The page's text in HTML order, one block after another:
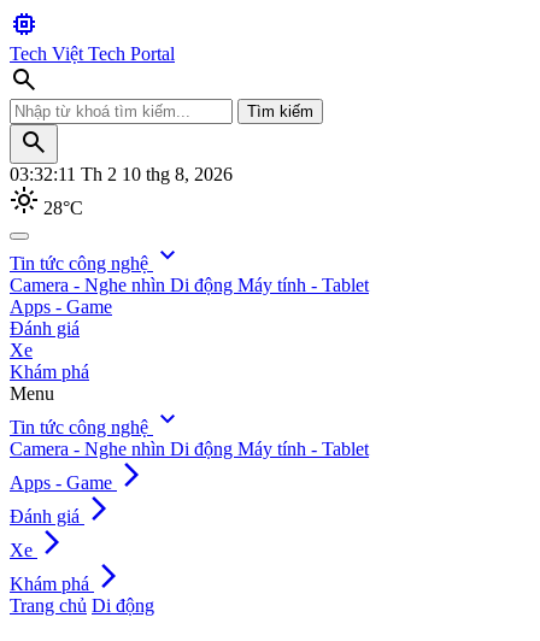
memory
Tech Việt Tech Portal
search
Tìm kiếm
search
03:32:12 Th 2 10 thg 8, 2026
light_mode 28°C
search
Tìm kiếm
Tin tức công nghệ expand_more
Camera - Nghe nhìn Di động Máy tính - Tablet
Apps - Game
Đánh giá
Xe
Khám phá
Menu
Tin tức công nghệ expand_more
Camera - Nghe nhìn Di động Máy tính - Tablet
Apps - Game arrow_forward_ios
Đánh giá arrow_forward_ios
Xe arrow_forward_ios
Khám phá arrow_forward_ios
Trang chủ Di động